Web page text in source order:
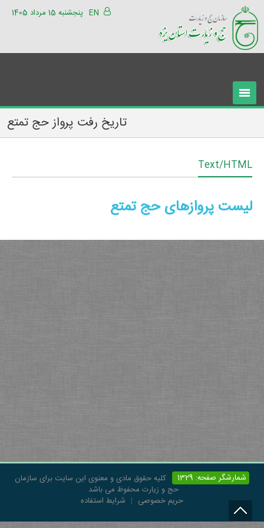
پنجشنبه 15 مرداد 1405 EN
تاریخ رفت پرواز حج تمتع
Text/HTML
لیست پروازهای حج تمتع
شمارشگر صفحه: 1329
کلیه حقوق مادی و معنوی این سایت برای سازمان
حج و زیارت محفوظ می باشد
حریم خصوصی | شرایط استفاده